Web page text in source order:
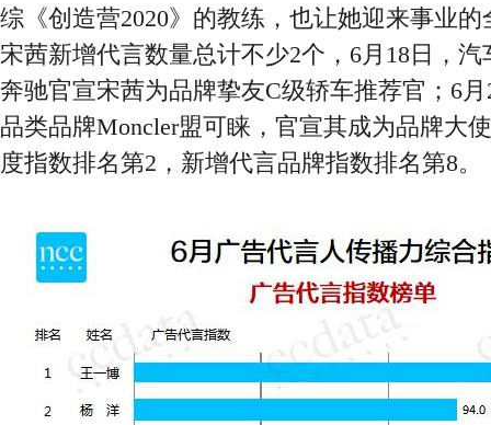
综《创造营2020》的教练，也让她迎来事业
宋茜新增代言数量总计不少2个，6月18日，
奔驰官宣宋茜为品牌挚友C级轿车推荐官；6
品类品牌Moncler盟可睐，官宣其成为品牌大
度指数排名第2，新增代言品牌指数排名第8。